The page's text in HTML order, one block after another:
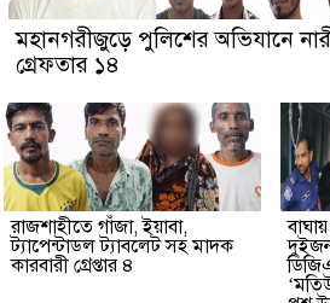
মহানগরীজুড়ে পুলিশের অভিযানে
গ্রেফতার ১৪
রাজশাহীতে গাঁজা, ইয়াবা,
ট্যাপেন্টাডল ট্যাবলেট সহ মাদক
কারবারী গ্রেপ্তার ৪